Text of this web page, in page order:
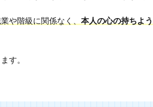
や階級に関係なく、 本人の心の持ちよう
す。